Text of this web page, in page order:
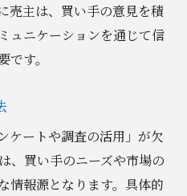
売主は、買い手の意見を積
ュニケーションを通じて信
す。
ケートや調査の活用」が欠
、買い手のニーズや市場の
情報源となります。具体的